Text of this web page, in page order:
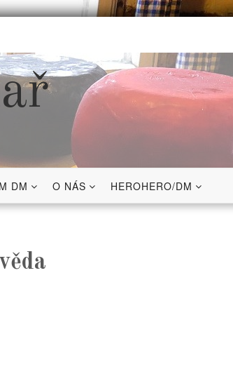
DM O NÁS HEROHERO/DM